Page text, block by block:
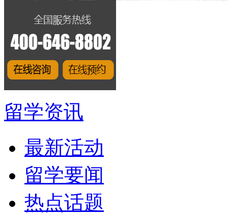
留学资讯
最新活动
留学要闻
热点话题